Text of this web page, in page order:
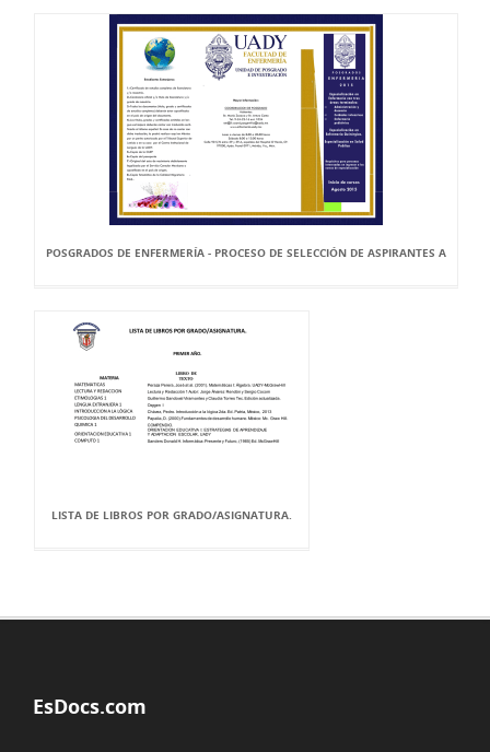
POSGRADOS DE ENFERMERÍA - PROCESO DE SELECCIÓN DE ASPIRANTES A
LISTA DE LIBROS POR GRADO/ASIGNATURA.
EsDocs.com